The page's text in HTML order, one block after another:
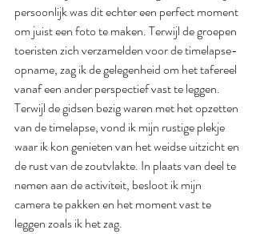
persoonlijk was dit echter een perfect moment
om juist een foto te maken. Terwijl de groepen
toeristen zich verzamelden voor de timelapse-
opname, zag ik de gelegenheid om het tafereel
vanaf een ander perspectief vast te leggen.
Terwijl de gidsen bezig waren met het opzetten
van de timelapse, vond ik mijn rustige plekje
waar ik kon genieten van het weidse uitzicht en
de rust van de zoutvlakte. In plaats van deel te
nemen aan de activiteit, besloot ik mijn
camera te pakken en het moment vast te
leggen zoals ik het zag.